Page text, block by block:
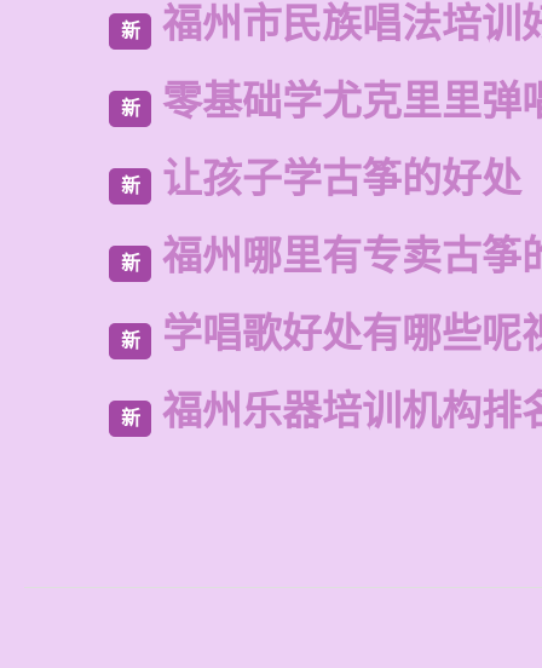
新 福州市民族唱法培训
新 零基础学尤克里里弹
新 让孩子学古筝的好处
新 福州哪里有专卖古筝
新 学唱歌好处有哪些呢
新 福州乐器培训机构排